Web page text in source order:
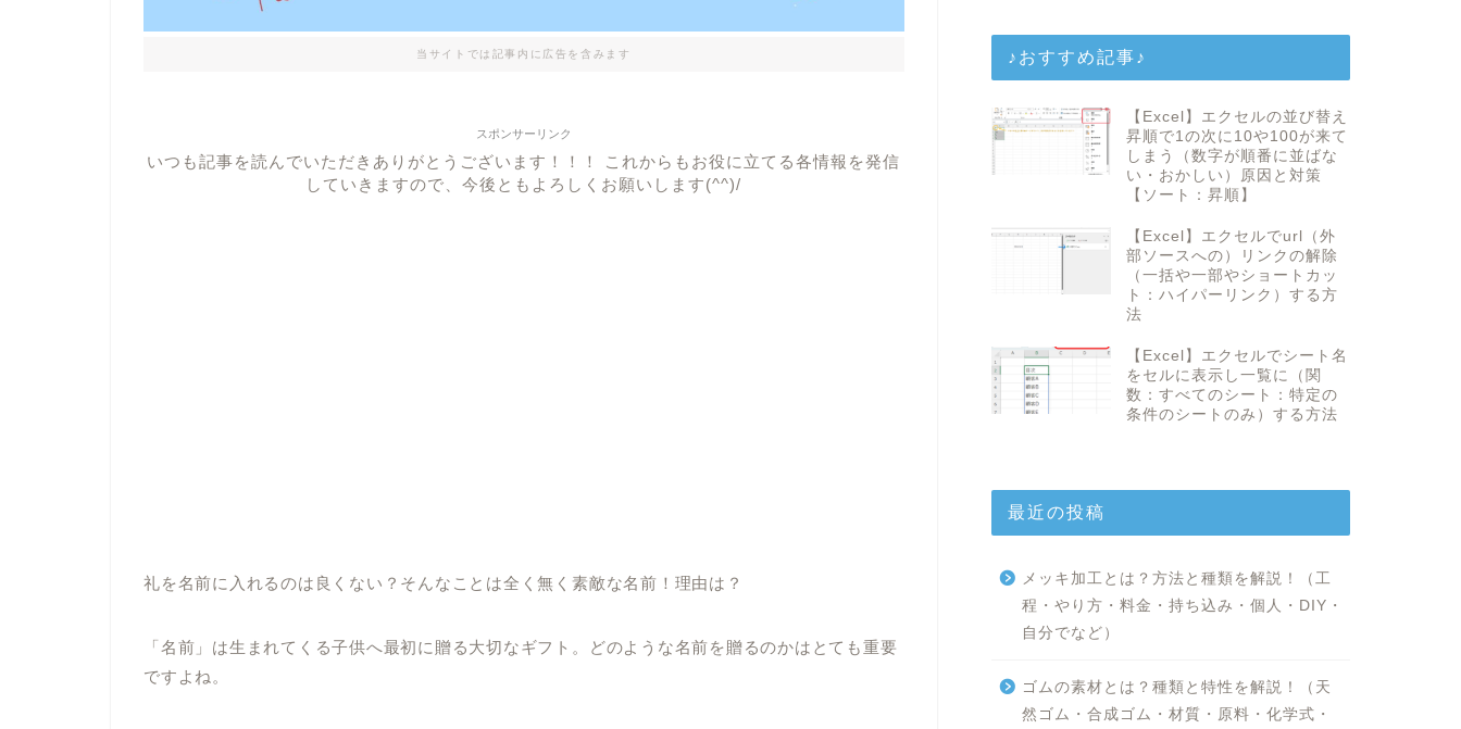
当サイトでは記事内に広告を含みます
スポンサーリンク
いつも記事を読んでいただきありがとうございます！！！ これからもお役に立てる各情報を発信
していきますので、今後ともよろしくお願いします(^^)/
礼を名前に入れるのは良くない？そんなことは全く無く素敵な名前！理由は？
「名前」は生まれてくる子供へ最初に贈る大切なギフト。どのような名前を贈るのかはとても重要
ですよね。
♪おすすめ記事♪
【Excel】エクセルの並び替え
昇順で1の次に10や100が来て
しまう（数字が順番に並ばな
い・おかしい）原因と対策
【ソート：昇順】
【Excel】エクセルでurl（外
部ソースへの）リンクの解除
（一括や一部やショートカッ
ト：ハイパーリンク）する方
法
【Excel】エクセルでシート名
をセルに表示し一覧に（関
数：すべてのシート：特定の
条件のシートのみ）する方法
最近の投稿
メッキ加工とは？方法と種類を解説！（工
程・やり方・料金・持ち込み・個人・DIY・
自分でなど）
ゴムの素材とは？種類と特性を解説！（天
然ゴム・合成ゴム・材質・原料・化学式・